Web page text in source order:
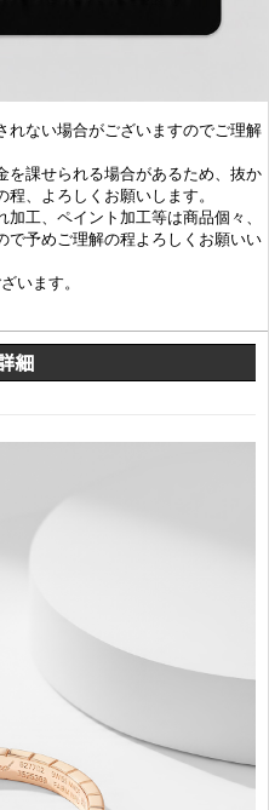
ない場合がございますのでご理解
課せられる場合があるため、抜か
、よろしくお願いします。
加工、ペイント加工等は商品個々、
で予めご理解の程よろしくお願いい
います。
細